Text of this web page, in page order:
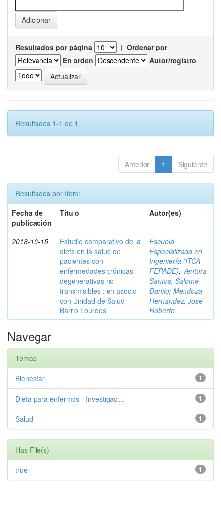
Resultados por página | Ordenar por
En orden
Autor/registro
Resultados 1-1 de 1.
Anterior 1 Siguiente
Resultados por ítem:
Fecha de
publicación
Título Autor(es)
2018-10-15
Estudio comparativo de la
dieta en la salud de
pacientes con
enfermedades crónicas
degenerativas no
transmisibles : en asocio
con Unidad de Salud
Barrio Lourdes
Escuela
Especializada en
Ingeniería (ITCA-
FEPADE); Ventura
Santos, Salomé
Danilo; Mendoza
Hernández, José
Roberto
Navegar
Temas
1
Bienestar
1
Dieta para enfermos - Investigaci...
1
Salud
Has File(s)
1
true